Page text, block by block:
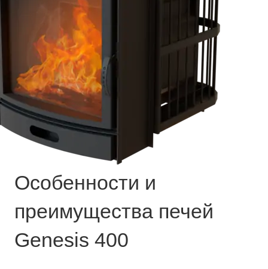
Особенности и
преимущества печей
Genesis 400